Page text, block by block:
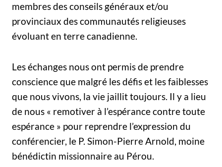
membres des conseils généraux et/ou
provinciaux des communautés religieuses
évoluant en terre canadienne.
Les échanges nous ont permis de prendre
conscience que malgré les défis et les faiblesses
que nous vivons, la vie jaillit toujours. Il y a lieu
de nous « remotiver à l’espérance contre toute
espérance » pour reprendre l’expression du
conférencier, le P. Simon-Pierre Arnold, moine
bénédictin missionnaire au Pérou.